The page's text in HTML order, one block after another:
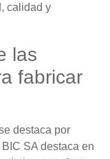
calidad y
las
fabricar
destaca por
SA destaca en